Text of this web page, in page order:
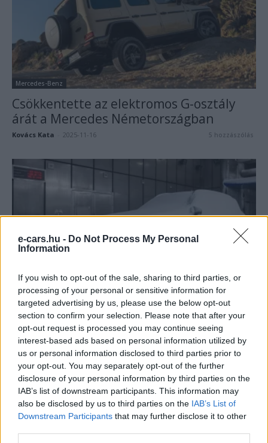
e-cars.hu - Do Not Process My Personal
Information
If you wish to opt-out of the sale, sharing to third parties, or
processing of your personal or sensitive information for
targeted advertising by us, please use the below opt-out
section to confirm your selection. Please note that after your
opt-out request is processed you may continue seeing
interest-based ads based on personal information utilized by
us or personal information disclosed to third parties prior to
your opt-out. You may separately opt-out of the further
disclosure of your personal information by third parties on the
IAB’s list of downstream participants. This information may
also be disclosed by us to third parties on the IAB’s List of
Downstream Participants that may further disclose it to other
Mercedes-Benz
Csökkentette az elektromos G-osztály
árát a Mercedes Németországban
Kovács Kata 2025-11-16 5 hozzászólás
Mercedes-Benz
Itt a jövő családi SUV-ja: több mint 600
km hatótávval érkezik...
Kovács Kata - 2025-11-15 0 hozzászólás